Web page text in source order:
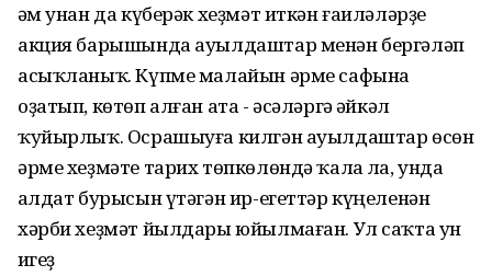
һәм унан да күберәк хеҙмәт иткән ғаиләләрҙе
акция барышында ауылдаштар менән бергәләп
асыҡланыҡ. Күпме малайын әрме сафына
оҙатып, көтөп алған ата - әсәләргә һәйкәл
ҡуйырлыҡ. Осрашыуға килгән ауылдаштар өсөн
әрме хеҙмәте тарих төпкөлөндә ҡалһа ла, унда
һалдат бурысын үтәгән ир-егеттәр күңеленән
хәрби хеҙмәт йылдары юйылмаған. Ул саҡта ун
һигеҙ